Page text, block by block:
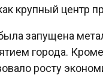
крупный центр
запущена
города. Кроме
росту